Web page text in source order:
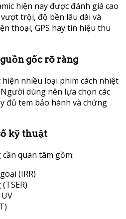
hiện nay được đánh giá cao
trội, độ bền lâu dài và
thoại, GPS hay tín hiệu thu
gốc rõ ràng
nhiều loại phim cách nhiệt
dùng nên lựa chọn các
đủ tem bảo hành và chứng
kỹ thuật
quan tâm gồm:
(IRR)